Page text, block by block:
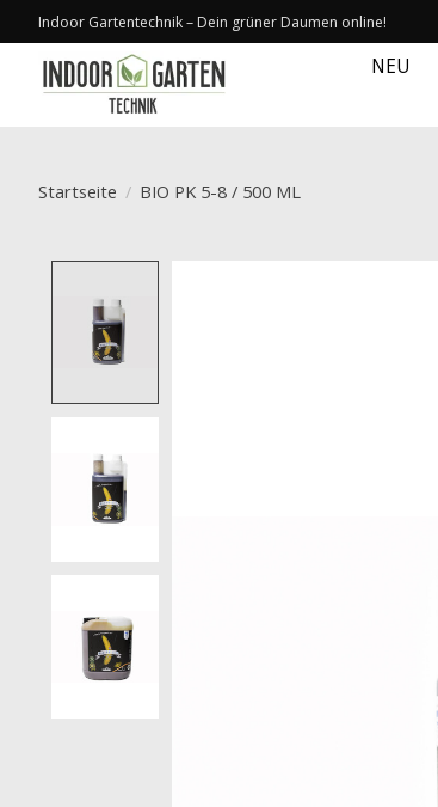
Indoor Gartentechnik – Dein grüner Daumen online!
NEU
Startseite / BIO PK 5-8 / 500 ML